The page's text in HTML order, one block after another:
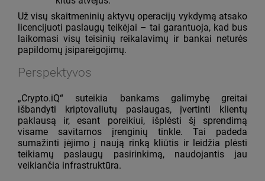
Už visų skaitmeninių aktyvų operacijų vykdymą atsako
licencijuoti paslaugų teikėjai – tai garantuoja, kad bus
laikomasi visų teisinių reikalavimų ir bankai neturės
papildomų įsipareigojimų.
Perspektyvos
„Crypto.iQ“ suteikia bankams galimybę greitai
išbandyti kriptovaliutų paslaugas, įvertinti klientų
paklausą ir, esant poreikiui, išplėsti šį sprendimą
visame savitarnos įrenginių tinkle. Tai padeda
sumažinti įėjimo į naują rinką kliūtis ir leidžia plėsti
teikiamų paslaugų pasirinkimą, naudojantis jau
veikiančia infrastruktūra.